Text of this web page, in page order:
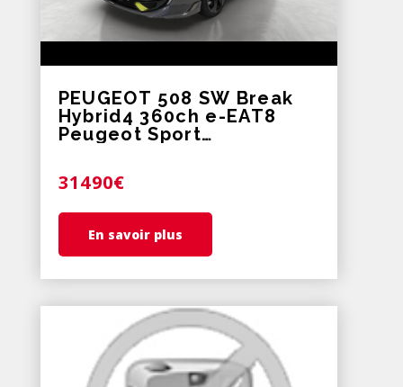
PEUGEOT 508 SW Break
Hybrid4 360ch e-EAT8
Peugeot Sport
31490€
En savoir plus